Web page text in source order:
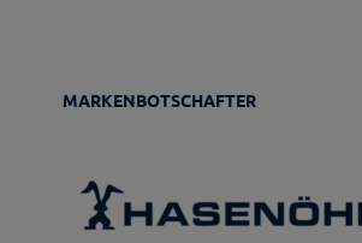
MARKENBOTSCHAFTER